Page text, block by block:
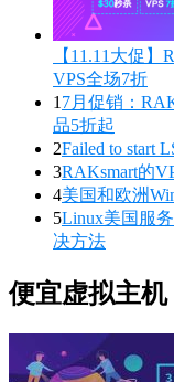
【11.11大促
VPS全场7折
1 7月促销：
品5折起
2Failed to start
3RAKsmart的
4美国和欧洲
5Linux美国服务
决方法
便宜虚拟主机